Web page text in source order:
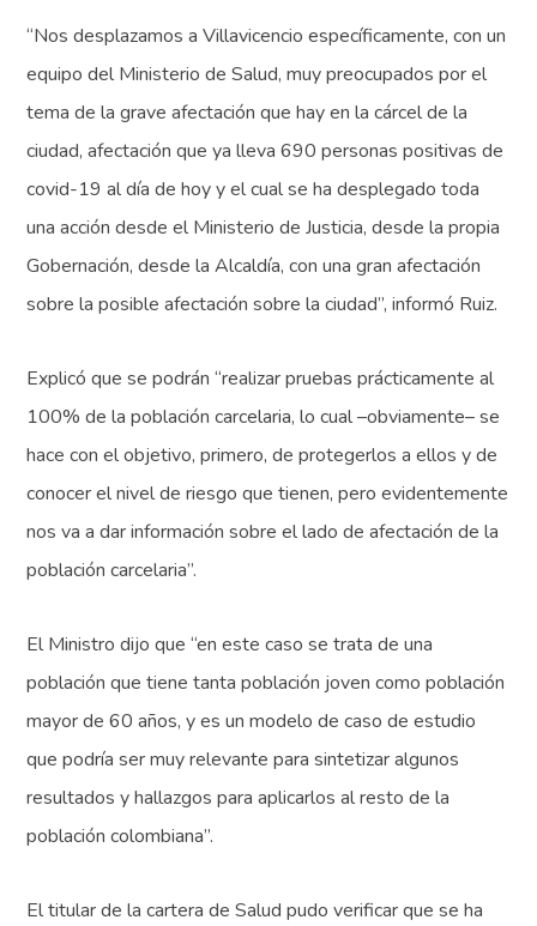
“Nos desplazamos a Villavicencio específicamente, con un
equipo del Ministerio de Salud, muy preocupados por el
tema de la grave afectación que hay en la cárcel de la
ciudad, afectación que ya lleva 690 personas positivas de
covid-19 al día de hoy y el cual se ha desplegado toda
una acción desde el Ministerio de Justicia, desde la propia
Gobernación, desde la Alcaldía, con una gran afectación
sobre la posible afectación sobre la ciudad”, informó Ruiz.
Explicó que se podrán “realizar pruebas prácticamente al
100% de la población carcelaria, lo cual –obviamente– se
hace con el objetivo, primero, de protegerlos a ellos y de
conocer el nivel de riesgo que tienen, pero evidentemente
nos va a dar información sobre el lado de afectación de la
población carcelaria”.
El Ministro dijo que “en este caso se trata de una
población que tiene tanta población joven como población
mayor de 60 años, y es un modelo de caso de estudio
que podría ser muy relevante para sintetizar algunos
resultados y hallazgos para aplicarlos al resto de la
población colombiana”.
El titular de la cartera de Salud pudo verificar que se ha